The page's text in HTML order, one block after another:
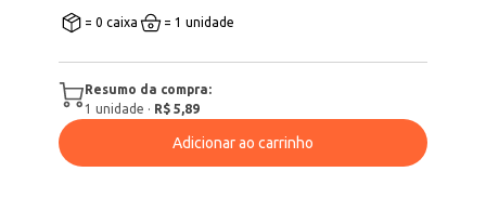
= 0 caixa = 1 unidade
Resumo da compra:
1 unidade · R$ 5,89
Adicionar ao carrinho